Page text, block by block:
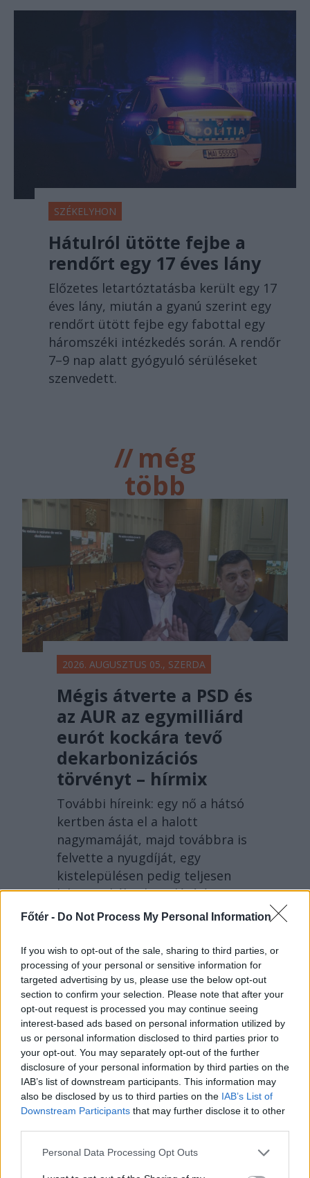
Főtér - Do Not Process My Personal Information
If you wish to opt-out of the sale, sharing to third parties, or
processing of your personal or sensitive information for
targeted advertising by us, please use the below opt-out
section to confirm your selection. Please note that after your
opt-out request is processed you may continue seeing
interest-based ads based on personal information utilized by
us or personal information disclosed to third parties prior to
your opt-out. You may separately opt-out of the further
disclosure of your personal information by third parties on the
IAB’s list of downstream participants. This information may
also be disclosed by us to third parties on the IAB’s List of
Downstream Participants that may further disclose it to other
Personal Data Processing Opt Outs
SZÉKELYHON
Hátulról ütötte fejbe a
rendőrt egy 17 éves lány
Előzetes letartóztatásba került egy 17
éves lány, miután a gyanú szerint egy
rendőrt ütött fejbe egy fabottal egy
háromszéki intézkedés során. A rendőr
7–9 nap alatt gyógyuló sérüléseket
szenvedett.
//még
több
főtér.ro
2026. AUGUSZTUS 05., SZERDA
Mégis átverte a PSD és
az AUR az egymilliárd
eurót kockára tevő
dekarbonizációs
törvényt – hírmix
További híreink: egy nő a hátsó
kertben ásta el a halott
nagymamáját, majd továbbra is
felvette a nyugdíját, egy
kistelepülésen pedig teljesen
lekapcsolják a közvilágítást.
2026. AUGUSZTUS 04., KEDD
Egyelőre sikerült az
országot még pár napra